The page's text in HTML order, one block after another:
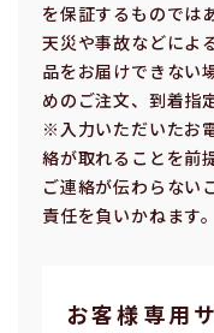
を保証するものでは
天災や事故などによ
品をお届けできない
めのご注⽂、到着指
※⼊⼒いただいたお
絡が取れることを前
ご連絡が伝わらない
責任を負いかねます。
お客様専⽤